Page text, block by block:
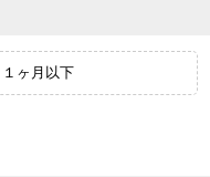
１ヶ月以下